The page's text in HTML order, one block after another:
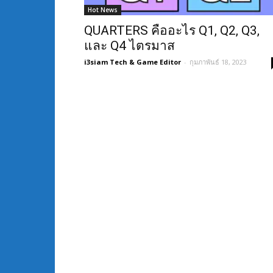
Hot News
QUARTERS คืออะไร Q1, Q2, Q3,
และ Q4 ไตรมาส
i3siam Tech & Game Editor - กุมภาพันธ์ 18, 2023